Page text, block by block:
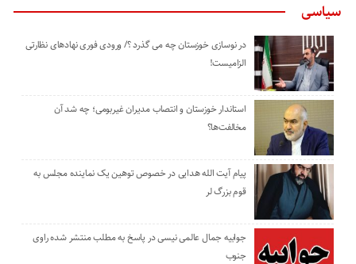
سیاسی
در نوسازی خوزستان چه می گذرد ؟/ ورودی فوری نهادهای نظارتی
الزامیست!
استاندار خوزستان و انتصاب مدیران غیربومی؛ چه شد آن
مخالفت‌ها؟
پیام آیت الله هدایی در خصوص توهین یک نماینده مجلس به
قوم بزرگ لر
جوابیه جمال عالمی نیسی در پاسخ به مطلب منتشر شده راوی
جنوب